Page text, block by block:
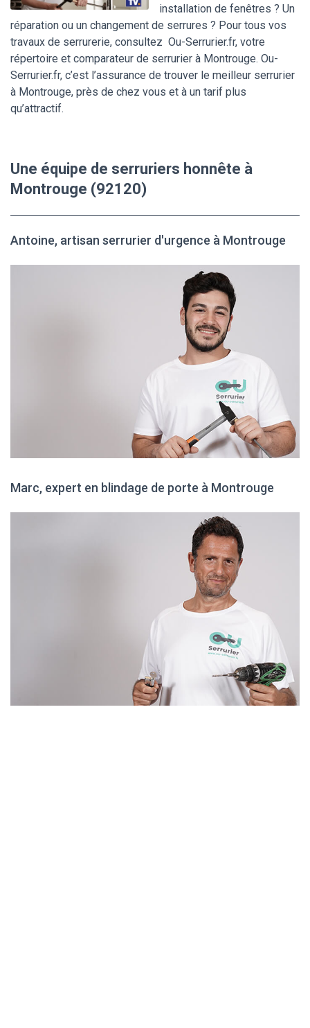
installation de fenêtres ? Un
réparation ou un changement de serrures ? Pour tous vos
travaux de serrurerie, consultez Ou-Serrurier.fr, votre
répertoire et comparateur de serrurier à Montrouge. Ou-
Serrurier.fr, c’est l’assurance de trouver le meilleur serrurier
à Montrouge, près de chez vous et à un tarif plus
qu’attractif.
Une équipe de serruriers honnête à
Montrouge (92120)
Antoine, artisan serrurier d'urgence à Montrouge
Marc, expert en blindage de porte à Montrouge